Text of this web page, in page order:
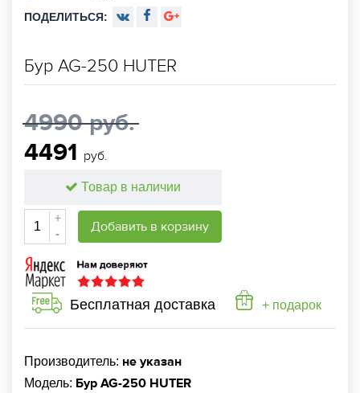
ПОДЕЛИТЬСЯ:
Бур AG-250 HUTER
4990 руб.
4491 руб.
Товар в наличии
+
-
Добавить в корзину
Бесплатная доставка + подарок
Производитель: не указан
Модель: Бур AG-250 HUTER